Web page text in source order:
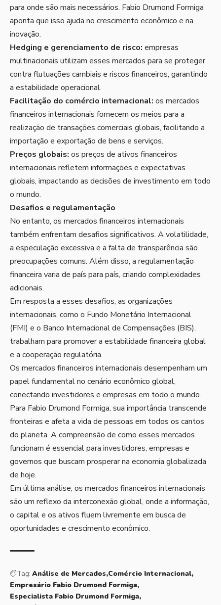
para onde são mais necessários. Fabio Drumond Formiga
aponta que isso ajuda no crescimento econômico e na
inovação.
Hedging e gerenciamento de risco: empresas
multinacionais utilizam esses mercados para se proteger
contra flutuações cambiais e riscos financeiros, garantindo
a estabilidade operacional.
Facilitação do comércio internacional: os mercados
financeiros internacionais fornecem os meios para a
realização de transações comerciais globais, facilitando a
importação e exportação de bens e serviços.
Preços globais: os preços de ativos financeiros
internacionais refletem informações e expectativas
globais, impactando as decisões de investimento em todo
o mundo.
Desafios e regulamentação
No entanto, os mercados financeiros internacionais
também enfrentam desafios significativos. A volatilidade,
a especulação excessiva e a falta de transparência são
preocupações comuns. Além disso, a regulamentação
financeira varia de país para país, criando complexidades
adicionais.
Em resposta a esses desafios, as organizações
internacionais, como o Fundo Monetário Internacional
(FMI) e o Banco Internacional de Compensações (BIS),
trabalham para promover a estabilidade financeira global
e a cooperação regulatória.
Os mercados financeiros internacionais desempenham um
papel fundamental no cenário econômico global,
conectando investidores e empresas em todo o mundo.
Para Fabio Drumond Formiga, sua importância transcende
fronteiras e afeta a vida de pessoas em todos os cantos
do planeta. A compreensão de como esses mercados
funcionam é essencial para investidores, empresas e
governos que buscam prosperar na economia globalizada
de hoje.
Em última análise, os mercados financeiros internacionais
são um reflexo da interconexão global, onde a informação,
o capital e os ativos fluem livremente em busca de
oportunidades e crescimento econômico.
Tag: Análise de Mercados Comércio Internacional
Empresário Fabio Drumond Formiga
Especialista Fabio Drumond Formiga